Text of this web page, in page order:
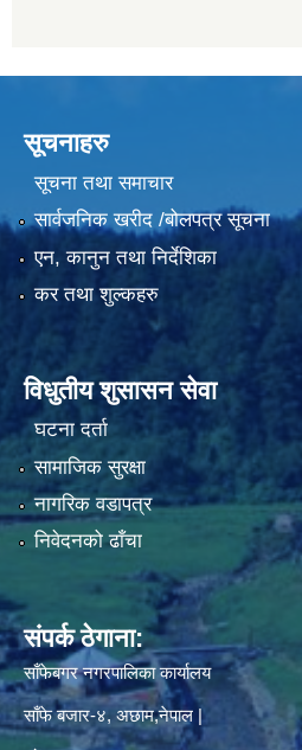
सूचनाहरु
सूचना तथा समाचार
सार्वजनिक खरीद /बोलपत्र सूचना
एन, कानुन तथा निर्देशिका
कर तथा शुल्कहरु
विधुतीय शुसासन सेवा
घटना दर्ता
सामाजिक सुरक्षा
नागरिक वडापत्र
निवेदनको ढाँचा
संपर्क ठेगाना:
साँफेबगर नगरपालिका कार्यालय
साँफे बजार-४, अछाम,नेपाल |